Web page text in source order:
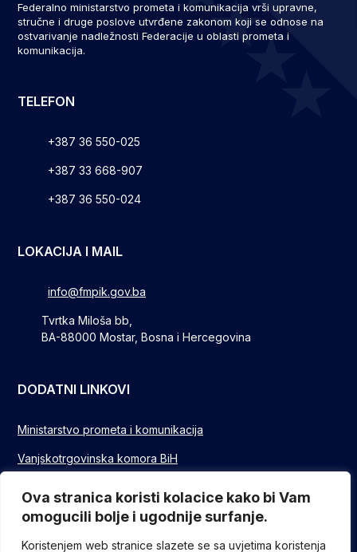
Ova stranica koristi kolacice kako bi Vam
omogucili bolje i ugodnije surfanje.
Koristenjem web stranice slazete se sa uvjetima koristenja
Federalno ministarstvo prometa i komunikacija vrši upravne,
stručne i druge poslove utvrđene zakonom koji se odnose na
ostvarivanje nadležnosti Federacije u oblasti prometa i
komunikacija.
TELEFON
+387 36 550-025
+387 33 668-907
+387 36 550-024
LOKACIJA I MAIL
info@fmpik.gov.ba
Tvrtka Miloša bb,
BA-88000 Mostar, Bosna i Hercegovina
DODATNI LINKOVI
Ministarstvo prometa i komunikacija
Vanjskotrgovinska komora BiH
FUZIP Sarajevo